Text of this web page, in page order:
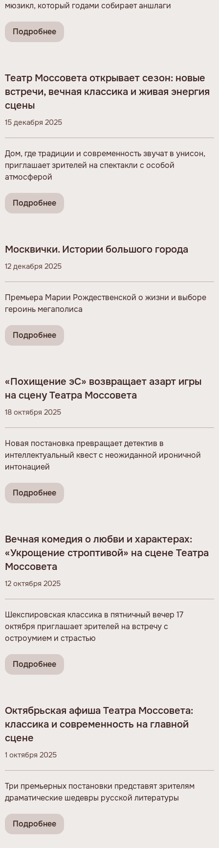
мюзикл, который годами собирает аншлаги
Подробнее
Театр Моссовета открывает сезон: новые
встречи, вечная классика и живая энергия
сцены
15 декабря 2025
Дом, где традиции и современность звучат в унисон,
приглашает зрителей на спектакли с особой
атмосферой
Подробнее
Москвички. Истории большого города
12 декабря 2025
Премьера Марии Рождественской о жизни и выборе
героинь мегаполиса
Подробнее
«Похищение эС» возвращает азарт игры
на сцену Театра Моссовета
18 октября 2025
Новая постановка превращает детектив в
интеллектуальный квест с неожиданной ироничной
интонацией
Подробнее
Вечная комедия о любви и характерах:
«Укрощение строптивой» на сцене Театра
Моссовета
12 октября 2025
Шекспировская классика в пятничный вечер 17
октября приглашает зрителей на встречу с
остроумием и страстью
Подробнее
Октябрьская афиша Театра Моссовета:
классика и современность на главной
сцене
1 октября 2025
Три премьерных постановки представят зрителям
драматические шедевры русской литературы
Подробнее